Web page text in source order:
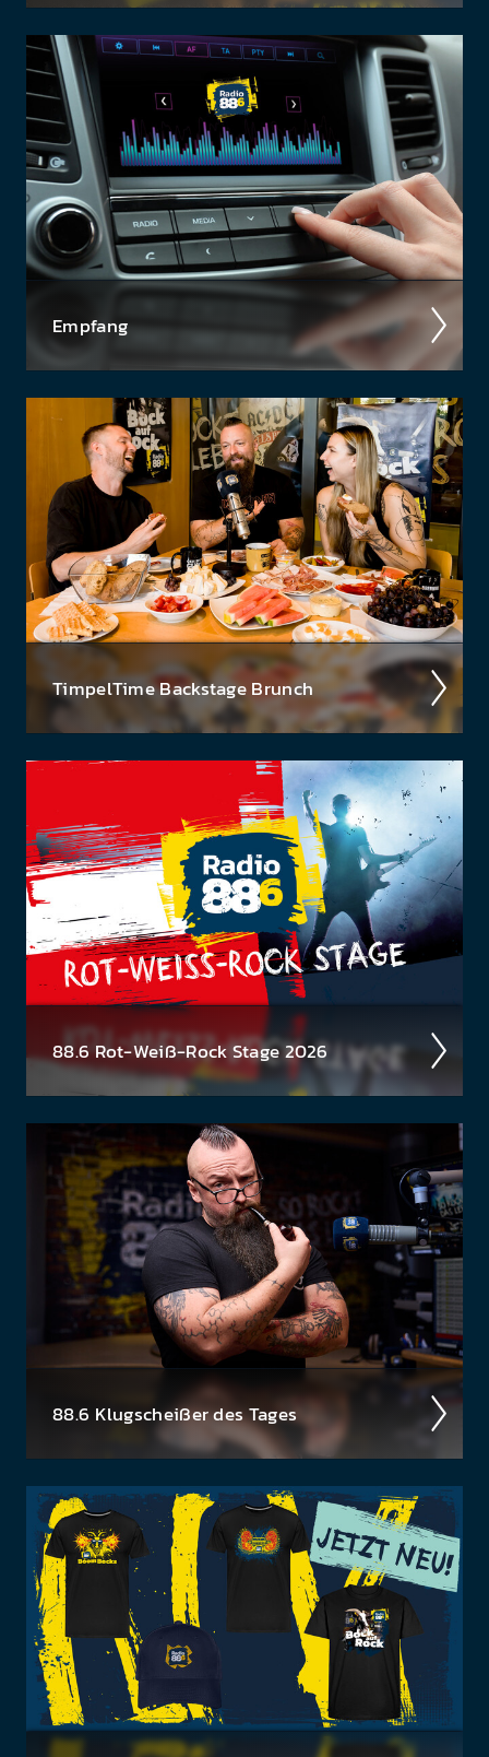
Auch 2026 heißt es: Wir sind ROCK­FEST! Jetzt
schon die Tickets für unsere 88.6 Events checken.
Empfang
Ob über das kla­ss­ische UKW-Radio, über DAB+
oder über die Smart­speaker - hier findest du eine
Über­sicht aller Em­pfangs­wege auf denen du Radio
88.6, das...
Timpel­Time Back­stage Brunch
Wir nehmen euch im Podcast mit hinter die Kulis­
sen der Timpel­Time! Was waren die High­lights der
Woche, was ist rund­herum pas­siert? Jeden Freitag
eine neue...
88.6 Rot-Weiß-Rock Stage 2026
Ös­terrei­chische Musik gehört gefei­ert und geför­
dert! Deshalb wollen wir unsere jungen Küns­
tler:innen und Bands unter­stützen und suchen
unseren neuen...
88.6 Klug­scheiß­er des Tages
Haha­ha, da bist du wirk­lich darauf rein­gefal­len?
Tja, so ein­fach machen wir es dir nicht!
Das Klug­
scheiß­er Häf­erl ist natür­lich nicht käuf­lich...